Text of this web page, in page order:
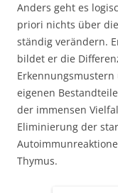
Anders geht es
priori nichts über
ständig verändern.
bildet er die
eigenen
der immensen
Eliminierung der
Thymus.